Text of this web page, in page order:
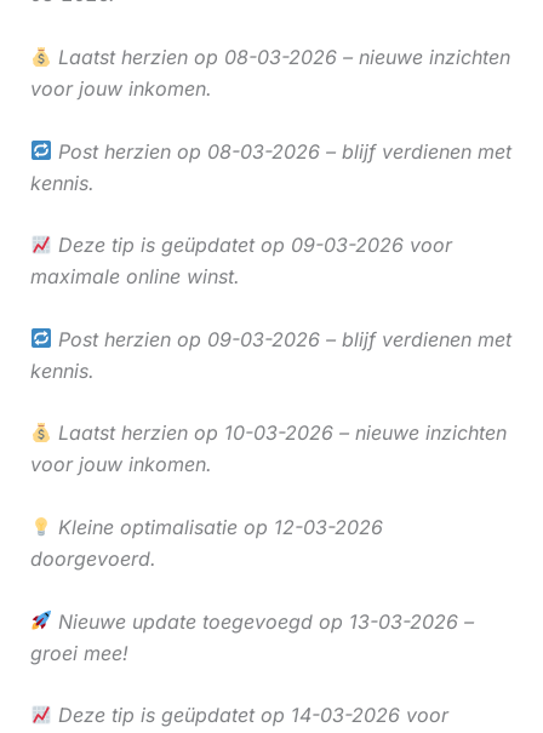
Laatst herzien op 08-03-2026 – nieuwe inzichten
voor jouw inkomen.
Post herzien op 08-03-2026 – blijf verdienen met
kennis.
Deze tip is geüpdatet op 09-03-2026 voor
maximale online winst.
Post herzien op 09-03-2026 – blijf verdienen met
kennis.
Laatst herzien op 10-03-2026 – nieuwe inzichten
voor jouw inkomen.
Kleine optimalisatie op 12-03-2026
doorgevoerd.
Nieuwe update toegevoegd op 13-03-2026 –
groei mee!
Deze tip is geüpdatet op 14-03-2026 voor